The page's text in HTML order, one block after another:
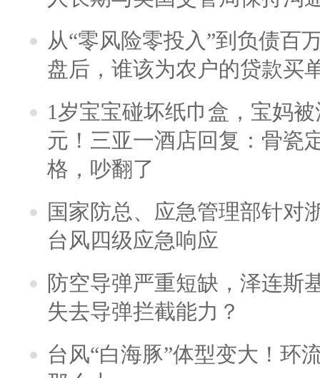
从“零风险零投入”到负债百
盘后，谁该为农户的贷款买
1岁宝宝碰坏纸巾盒，宝妈
元！三亚一酒店回复：骨瓷
格，吵翻了
国家防总、应急管理部针对
台风四级应急响应
防空导弹严重短缺，泽连斯
失去导弹拦截能力？
台风“白海豚”体型变大！环